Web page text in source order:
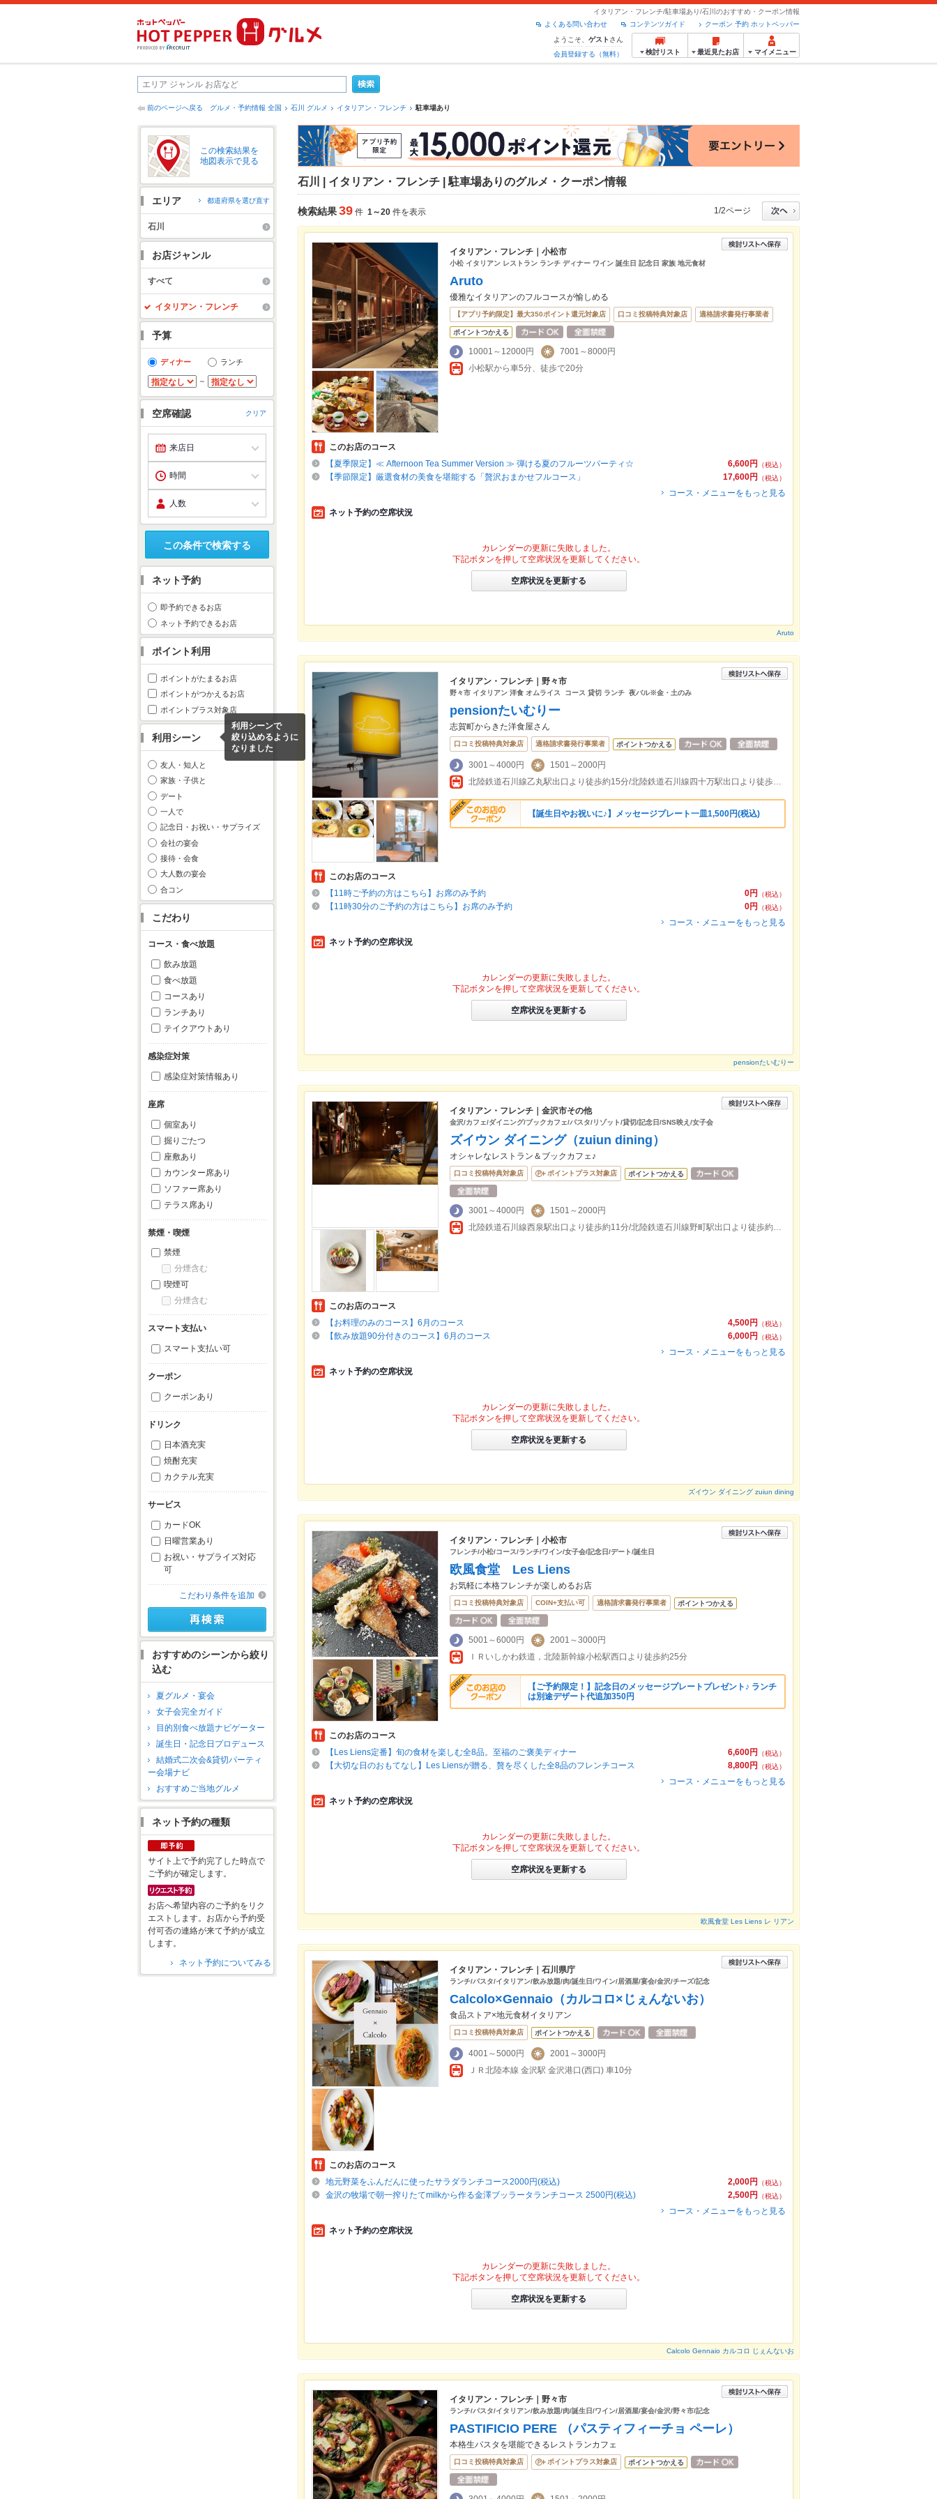
イタリアン・フレンチ/駐車場あり/石川のおすすめ・クーポン情報
クーポン 予約 ホットペッパー
コンテンツガイド
よくある問い合わせ
ようこそ、 ゲスト さん
会員登録する（無料）
検討リスト 最近見たお店 マイメニュー
前のページへ戻る グルメ・予約情報 全国 石川 グルメ イタリアン・フレンチ 駐車場あり
この検索結果を
地図表示で見る
エリア 都道府県を選び直す
石川
お店ジャンル
すべて
イタリアン・フレンチ
予算
ディナー ランチ
～
空席確認 クリア
この条件で検索する
ネット予約
即予約できるお店
ネット予約できるお店
ポイント利用
ポイントがたまるお店
ポイントがつかえるお店
ポイントプラス対象店
利用シーン
利用シーンで
絞り込めるように
なりました
友人・知人と
家族・子供と
デート
一人で
記念日・お祝い・サプライズ
会社の宴会
接待・会食
大人数の宴会
合コン
こだわり
コース・食べ放題
飲み放題
食べ放題
コースあり
ランチあり
テイクアウトあり
感染症対策
感染症対策情報あり
座席
個室あり
掘りごたつ
座敷あり
カウンター席あり
ソファー席あり
テラス席あり
禁煙・喫煙
禁煙
分煙含む
喫煙可
分煙含む
スマート支払い
スマート支払い可
クーポン
クーポンあり
ドリンク
日本酒充実
焼酎充実
カクテル充実
サービス
カードOK
日曜営業あり
お祝い・サプライズ対応
可
こだわり条件を追加
おすすめのシーンから絞り
込む
夏グルメ・宴会
女子会完全ガイド
目的別食べ放題ナビゲーター
誕生日・記念日プロデュース
結婚式二次会&貸切パーティ
ー会場ナビ
おすすめご当地グルメ
ネット予約の種類
サイト上で予約完了した時点で
ご予約が確定します。
お店へ希望内容のご予約をリク
エストします。お店から予約受
付可否の連絡が来て予約が成立
します。
ネット予約についてみる
石川 | イタリアン・フレンチ | 駐車場ありのグルメ・クーポン情報
検索結果39 件 1～20 件を表示 1/2ページ
イタリアン・フレンチ｜小松市
小松 イタリアン レストラン ランチ ディナー ワイン 誕生日 記念日 家族 地元食材
Aruto
優雅なイタリアンのフルコースが愉しめる
【アプリ予約限定】最大350ポイント還元対象店 口コミ投稿特典対象店 適格請求書発行事業者
ポイントつかえる
10001～12000円
7001～8000円
小松駅から車5分、徒歩で20分
このお店のコース
6,600円
（税込）
【夏季限定】≪ Afternoon Tea Summer Version ≫ 弾ける夏のフルーツパーティ☆
17,600円
（税込）
【季節限定】厳選食材の美食を堪能する「贅沢おまかせフルコース」
コース・メニューをもっと見る
ネット予約の空席状況
カレンダーの更新に失敗しました。
下記ボタンを押して空席状況を更新してください。
空席状況を更新する
Aruto
イタリアン・フレンチ｜野々市
野々市 イタリアン 洋食 オムライス コース 貸切 ランチ 夜バル※金・土のみ
pensionたいむりー
志賀町からきた洋食屋さん
口コミ投稿特典対象店 適格請求書発行事業者 ポイントつかえる
3001～4000円
1501～2000円
北陸鉄道石川線乙丸駅出口より徒歩約15分/北陸鉄道石川線四十万駅出口より徒歩約22分
【誕生日やお祝いに♪】メッセージプレート一皿1,500円(税込)
このお店のコース
0円
（税込）
【11時ご予約の方はこちら】お席のみ予約
0円
（税込）
【11時30分のご予約の方はこちら】お席のみ予約
コース・メニューをもっと見る
ネット予約の空席状況
カレンダーの更新に失敗しました。
下記ボタンを押して空席状況を更新してください。
空席状況を更新する
pensionたいむりー
イタリアン・フレンチ｜金沢市その他
金沢/カフェ/ダイニング/ブックカフェ/パスタ/リゾット/貸切/記念日/SNS映え/女子会
ズイウン ダイニング（zuiun dining）
オシャレなレストラン＆ブックカフェ♪
口コミ投稿特典対象店 ポイントプラス対象店 ポイントつかえる
3001～4000円
1501～2000円
北陸鉄道石川線西泉駅出口より徒歩約11分/北陸鉄道石川線野町駅出口より徒歩約11分
このお店のコース
4,500円
（税込）
【お料理のみのコース】6月のコース
6,000円
（税込）
【飲み放題90分付きのコース】6月のコース
コース・メニューをもっと見る
ネット予約の空席状況
カレンダーの更新に失敗しました。
下記ボタンを押して空席状況を更新してください。
空席状況を更新する
ズイウン ダイニング zuiun dining
イタリアン・フレンチ｜小松市
フレンチ/小松/コース/ランチ/ワイン/女子会/記念日/デート/誕生日
欧風食堂 Les Liens
お気軽に本格フレンチが楽しめるお店
口コミ投稿特典対象店 COIN+支払い可 適格請求書発行事業者 ポイントつかえる
5001～6000円
2001～3000円
ＩＲいしかわ鉄道，北陸新幹線小松駅西口より徒歩約25分
【ご予約限定！】記念日のメッセージプレートプレゼント♪ ランチ
は別途デザート代追加350円
このお店のコース
6,600円
（税込）
【Les Liens定番】旬の食材を楽しむ全8品。至福のご褒美ディナー
8,800円
（税込）
【大切な日のおもてなし】Les Liensが贈る、贅を尽くした全8品のフレンチコース
コース・メニューをもっと見る
ネット予約の空席状況
カレンダーの更新に失敗しました。
下記ボタンを押して空席状況を更新してください。
空席状況を更新する
欧風食堂 Les Liens レ リアン
イタリアン・フレンチ｜石川県庁
ランチ/パスタ/イタリアン/飲み放題/肉/誕生日/ワイン/居酒屋/宴会/金沢/チーズ/記念
Calcolo×Gennaio（カルコロ×じぇんないお）
食品ストア×地元食材イタリアン
口コミ投稿特典対象店 ポイントつかえる
4001～5000円
2001～3000円
ＪＲ北陸本線 金沢駅 金沢港口(西口) 車10分
このお店のコース
2,000円
（税込）
地元野菜をふんだんに使ったサラダランチコース2000円(税込)
2,500円
（税込）
金沢の牧場で朝一搾りたてmilkから作る金澤ブッラータランチコース 2500円(税込)
コース・メニューをもっと見る
ネット予約の空席状況
カレンダーの更新に失敗しました。
下記ボタンを押して空席状況を更新してください。
空席状況を更新する
Calcolo Gennaio カルコロ じぇんないお
イタリアン・フレンチ｜野々市
ランチ/パスタ/イタリアン/飲み放題/肉/誕生日/ワイン/居酒屋/宴会/金沢/野々市/記念
PASTIFICIO PERE （パスティフィーチョ ペーレ）
本格生パスタを堪能できるレストランカフェ
口コミ投稿特典対象店 ポイントプラス対象店 ポイントつかえる